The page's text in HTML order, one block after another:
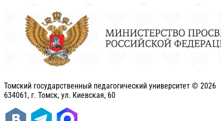
Томский государственный педагогический университет © 2026
634061, г. Томск, ул. Киевская, 60